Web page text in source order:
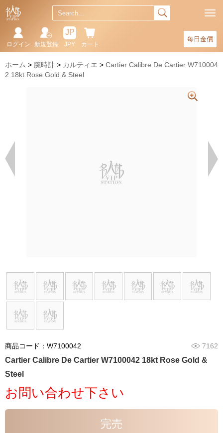
每日金價
カート
JP
JPY
新規登録
ログイン
ホーム 腕時計 カルティエ
Cartier Calibre De Cartier W710004
2 18kt Rose Gold & Steel
商品コード：W7100042 7162
Cartier Calibre De Cartier W7100042 18kt Rose Gold &
Steel
お問い合わせ下さい
完売